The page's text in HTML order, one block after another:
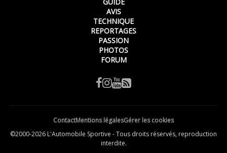
AVIS
TECHNIQUE
REPORTAGES
PASSION
PHOTOS
FORUM
ContactMentions légalesGérer les cookies
©2000-2026 L'Automobile Sportive - Tous droits réservés, reproduction
interdite.